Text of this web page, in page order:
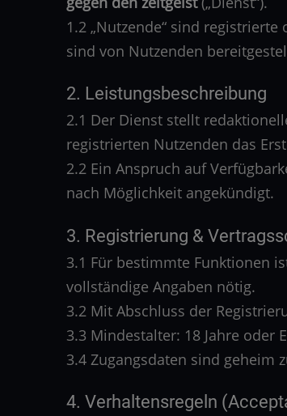
1.2 „Nutzende“ sind
sind von Nutzenden
2. Leistungsbeschreibung
2.1 Der Dienst stellt
registrierten Nutzenden das
2.2 Ein Anspruch auf
nach Möglichkeit angekündigt.
3. Registrierung &
3.1 Für bestimmte Funktionen
vollständige Angaben nötig.
3.2 Mit Abschluss der
3.3 Mindestalter: 18 Jahre oder
3.4 Zugangsdaten sind geheim
4. Verhaltensregeln